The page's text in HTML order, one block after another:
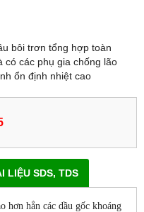
bôi trơn tổng hợp toàn
có các phụ gia chống lão
ổn định nhiệt cao
LIỆU SDS, TDS
hơn hẳn các dầu gốc khoáng